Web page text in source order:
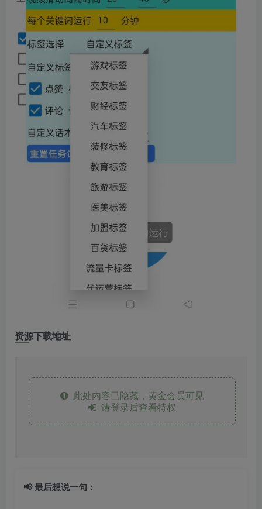
资源下载地址
此处内容已隐藏，黄金会员可见
请登录后查看特权
📢 最后想说一句：